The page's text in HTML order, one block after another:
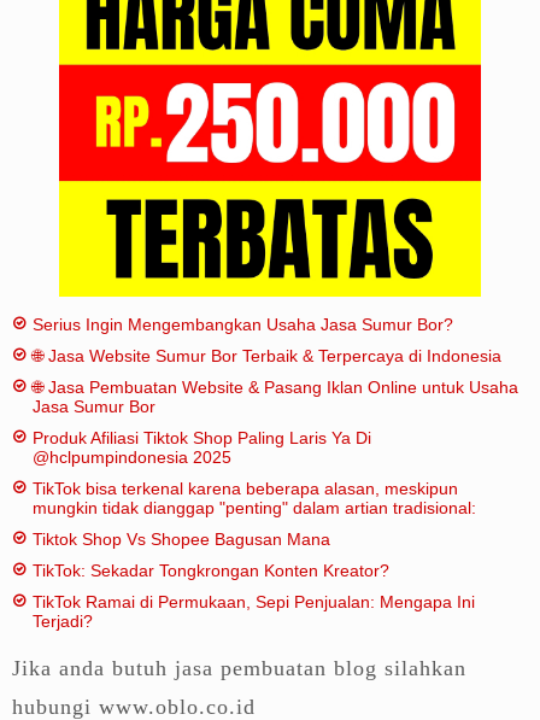
Serius Ingin Mengembangkan Usaha Jasa Sumur Bor?
🌐 Jasa Website Sumur Bor Terbaik & Terpercaya di Indonesia
🌐 Jasa Pembuatan Website & Pasang Iklan Online untuk Usaha
Jasa Sumur Bor
Produk Afiliasi Tiktok Shop Paling Laris Ya Di
@hclpumpindonesia 2025
TikTok bisa terkenal karena beberapa alasan, meskipun
mungkin tidak dianggap "penting" dalam artian tradisional:
Tiktok Shop Vs Shopee Bagusan Mana
TikTok: Sekadar Tongkrongan Konten Kreator?
TikTok Ramai di Permukaan, Sepi Penjualan: Mengapa Ini
Terjadi?
Jika anda butuh jasa pembuatan blog silahkan
hubungi www.oblo.co.id
Sitemap